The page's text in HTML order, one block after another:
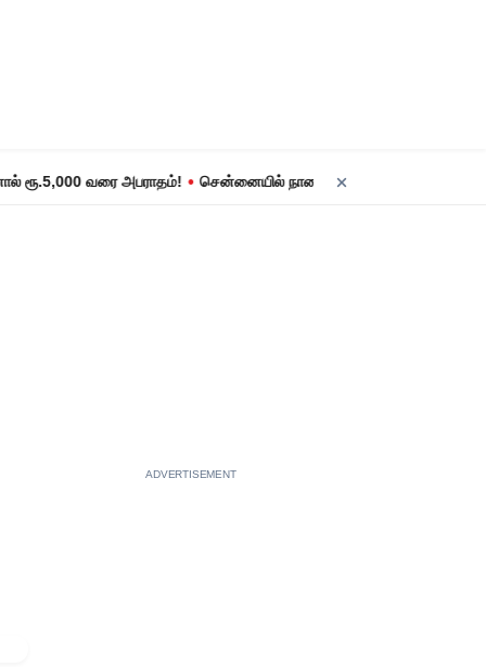
வரை அபராதம்! • சென்னையில் நாளை மின் தடை! உங்கள் பகுதியில் மின்
ADVERTISEMENT